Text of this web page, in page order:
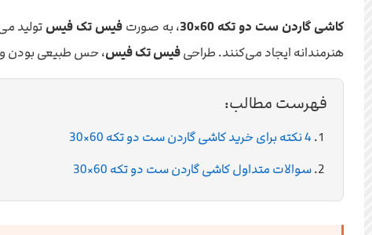
کاشی گاردن ست دو تکه 60×30 ، به صورتفیس تک فیس تولید
هنرمندانه ایجاد می‌کنند. طراحیفیس تک فیس، حس طبیعی بودن و
فهرست مطالب:
4 نکته برای خرید کاشی گاردن ست دو تکه 60×30
سوالات متداول کاشی گاردن ست دو تکه 60×30